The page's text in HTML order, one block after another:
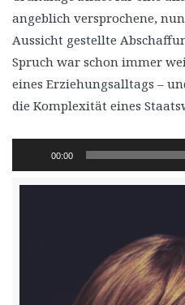
angeblich versprochene,
Aussicht gestellte
Spruch war schon immer
eines Erziehungsalltags –
die Komplexität eines
Player
00:00